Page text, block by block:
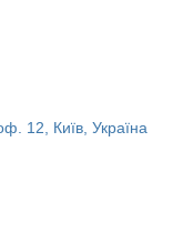
12, Київ, Україна